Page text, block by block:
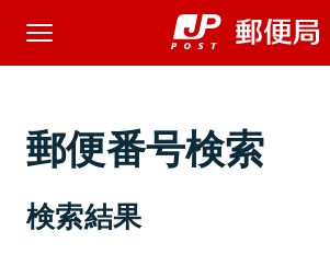
郵便番号検索
検索結果